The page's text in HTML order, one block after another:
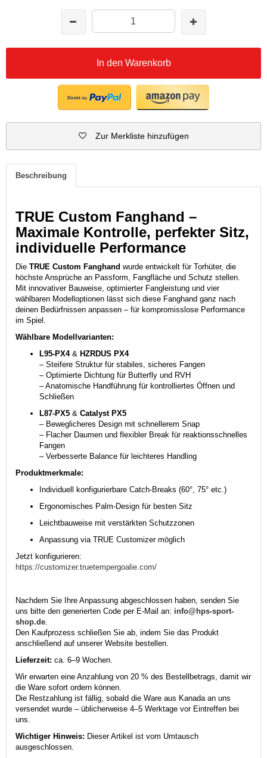
In den Warenkorb
Zur Merkliste hinzufügen
Beschreibung
TRUE Custom Fanghand –
Maximale Kontrolle, perfekter Sitz,
individuelle Performance
Die TRUE Custom Fanghand wurde entwickelt für Torhüter, die
höchste Ansprüche an Passform, Fangfläche und Schutz stellen.
Mit innovativer Bauweise, optimierter Fangleistung und vier
wählbaren Modelloptionen lässt sich diese Fanghand ganz nach
deinen Bedürfnissen anpassen – für kompromisslose Performance
im Spiel.
Wählbare Modellvarianten:
L95-PX4& HZRDUS PX4
– Steifere Struktur für stabiles, sicheres Fangen
– Optimierte Dichtung für Butterfly und RVH
– Anatomische Handführung für kontrolliertes Öffnen und
Schließen
L87-PX5 & Catalyst PX5
– Beweglicheres Design mit schnellerem Snap
– Flacher Daumen und flexibler Break für reaktionsschnelles
Fangen
– Verbesserte Balance für leichteres Handling
Produktmerkmale:
Individuell konfigurierbare Catch-Breaks (60°, 75° etc.)
Ergonomisches Palm-Design für besten Sitz
Leichtbauweise mit verstärkten Schutzzonen
Anpassung via TRUE Customizer möglich
Jetzt konfigurieren:
https://customizer.truetempergoalie.com/
Nachdem Sie Ihre Anpassung abgeschlossen haben, senden Sie
uns bitte den generierten Code per E-Mail an: info@hps-sport-
shop.de
Den Kaufprozess schließen Sie ab, indem Sie das Produkt
anschließend auf unserer Website bestellen.
Lieferzeit: ca. 6–9 Wochen.
Wir erwarten eine Anzahlung von 20 % des Bestellbetrags, damit wir
die Ware sofort ordern können.
Die Restzahlung ist fällig, sobald die Ware aus Kanada an uns
versendet wurde – üblicherweise 4–5 Werktage vor Eintreffen bei
uns.
Wichtiger Hinweis: Dieser Artikel ist vom Umtausch
ausgeschlossen.